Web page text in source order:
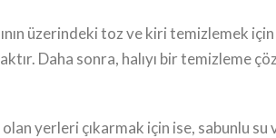
üzerindeki toz ve kiri temizlemek için
Daha sonra, halıyı bir temizleme
olan yerleri çıkarmak için ise, sabunlu